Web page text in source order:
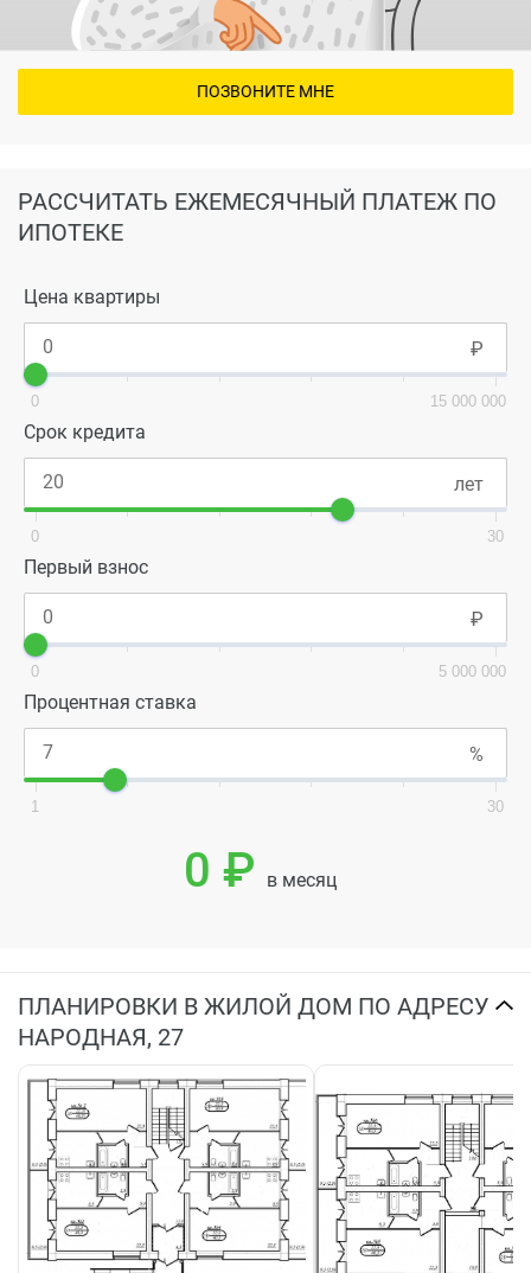
РАССЧИТАТЬ ЕЖЕМЕСЯЧНЫЙ ПЛАТЕЖ ПО
ИПОТЕКЕ
Цена квартиры
0 15 000 000
Срок кредита
0 30
Первый взнос
0 5 000 000
Процентная ставка
1 30
0 ₽ в месяц
ПЛАНИРОВКИ В ЖИЛОЙ ДОМ ПО АДРЕСУ
НАРОДНАЯ, 27
ПОЗВОНИТЕ МНЕ